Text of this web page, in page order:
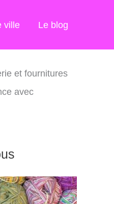
ville Le blog
et fournitures
avec